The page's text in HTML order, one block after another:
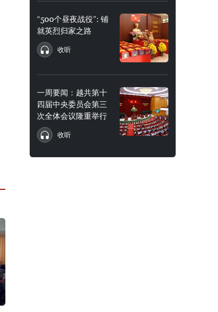
“500个昼夜战役”: 铺
就英烈归家之路
收听
一周要闻：越共第十
四届中央委员会第三
次全体会议隆重举行
收听